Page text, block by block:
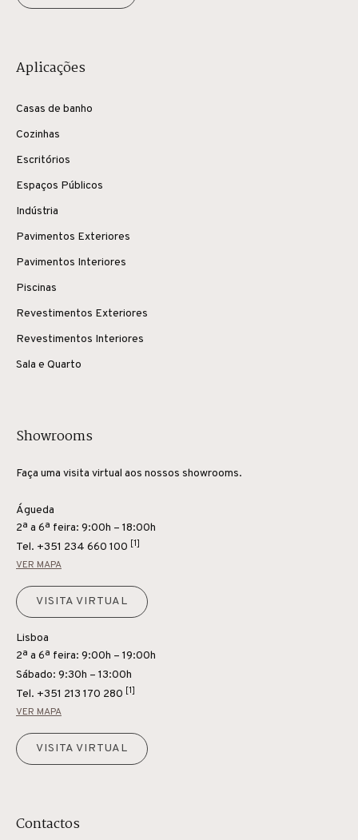
Aplicações
Casas de banho
Cozinhas
Escritórios
Espaços Públicos
Indústria
Pavimentos Exteriores
Pavimentos Interiores
Piscinas
Revestimentos Exteriores
Revestimentos Interiores
Sala e Quarto
Showrooms
Faça uma visita virtual aos nossos showrooms.
Águeda
2ª a 6ª feira: 9:00h – 18:00h
Tel. +351 234 660 100 [1]
VER MAPA
VISITA VIRTUAL
Lisboa
2ª a 6ª feira: 9:00h – 19:00h
Sábado: 9:30h – 13:00h
Tel. +351 213 170 280 [1]
VER MAPA
VISITA VIRTUAL
Contactos